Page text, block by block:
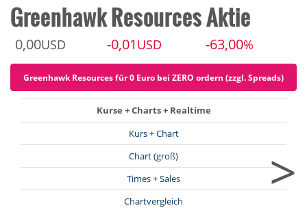
Greenhawk Resources Aktie
0,00USD -0,01 USD -63,00%
Greenhawk Resources für 0 Euro bei ZERO ordern (zzgl. Spreads)
Kurse + Charts + Realtime
Kurs + Chart
Chart (groß)
Times + Sales
Chartvergleich
>